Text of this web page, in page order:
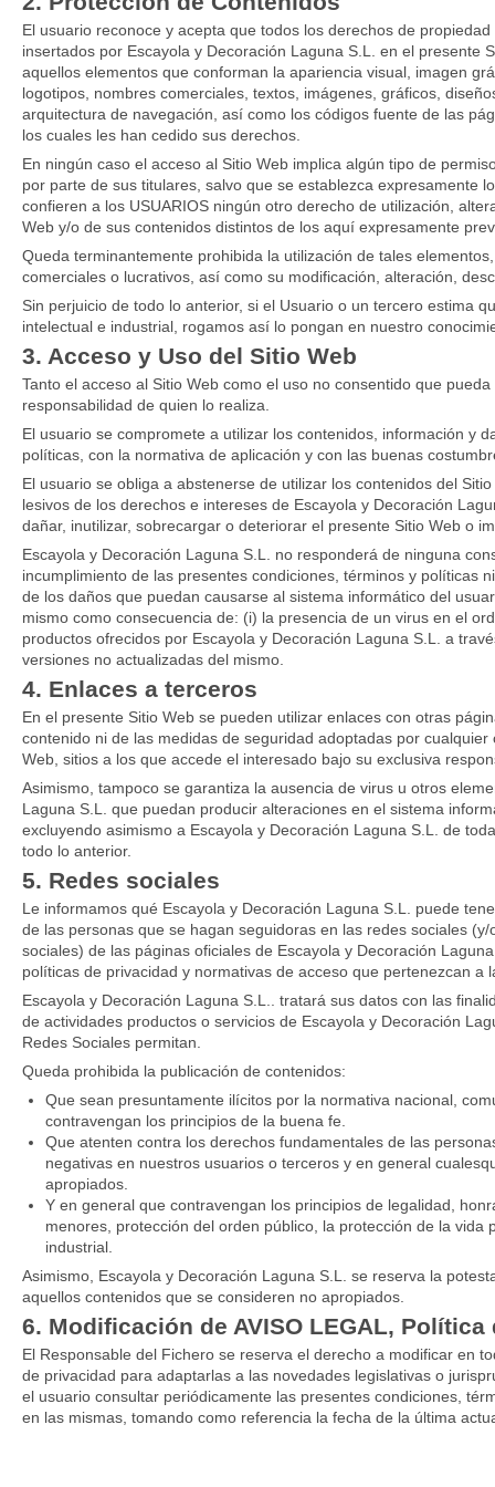
El usuario reconoce y acepta que todos los derechos de
insertados por Escayola y Decoración Laguna S.L. en el
aquellos elementos que conforman la apariencia visual, imagen
logotipos, nombres comerciales, textos, imágenes, gráficos,
arquitectura de navegación, así como los códigos fuente de las
los cuales les han cedido sus derechos.
En ningún caso el acceso al Sitio Web implica algún tipo de
por parte de sus titulares, salvo que se establezca expresamente
confieren a los USUARIOS ningún otro derecho de utilización,
Web y/o de sus contenidos distintos de los aquí expresamente
Queda terminantemente prohibida la utilización de tales
comerciales o lucrativos, así como su modificación, alteración,
Sin perjuicio de todo lo anterior, si el Usuario o un tercero estima
intelectual e industrial, rogamos así lo pongan en nuestro
3. Acceso y Uso del Sitio Web
Tanto el acceso al Sitio Web como el uso no consentido que
responsabilidad de quien lo realiza.
El usuario se compromete a utilizar los contenidos, información y
políticas, con la normativa de aplicación y con las buenas
El usuario se obliga a abstenerse de utilizar los contenidos del
lesivos de los derechos e intereses de Escayola y Decoración
dañar, inutilizar, sobrecargar o deteriorar el presente Sitio Web o
Escayola y Decoración Laguna S.L. no responderá de ninguna
incumplimiento de las presentes condiciones, términos y políticas
de los daños que puedan causarse al sistema informático del
mismo como consecuencia de: (i) la presencia de un virus en el
productos ofrecidos por Escayola y Decoración Laguna S.L. a
versiones no actualizadas del mismo.
4. Enlaces a terceros
En el presente Sitio Web se pueden utilizar enlaces con otras
contenido ni de las medidas de seguridad adoptadas por
Web, sitios a los que accede el interesado bajo su exclusiva
Asimismo, tampoco se garantiza la ausencia de virus u otros
Laguna S.L. que puedan producir alteraciones en el sistema
excluyendo asimismo a Escayola y Decoración Laguna S.L. de
todo lo anterior.
5. Redes sociales
Le informamos qué Escayola y Decoración Laguna S.L. puede
de las personas que se hagan seguidoras en las redes sociales
sociales) de las páginas oficiales de Escayola y Decoración
políticas de privacidad y normativas de acceso que pertenezcan
Escayola y Decoración Laguna S.L.. tratará sus datos con las
de actividades productos o servicios de Escayola y Decoración
Redes Sociales permitan.
Queda prohibida la publicación de contenidos:
Que sean presuntamente ilícitos por la normativa nacional,
contravengan los principios de la buena fe.
Que atenten contra los derechos fundamentales de las
negativas en nuestros usuarios o terceros y en general
apropiados.
Y en general que contravengan los principios de legalidad,
menores, protección del orden público, la protección de la
industrial.
Asimismo, Escayola y Decoración Laguna S.L. se reserva la
aquellos contenidos que se consideren no apropiados.
6. Modificación de AVISO LEGAL,
El Responsable del Fichero se reserva el derecho a modificar en
de privacidad para adaptarlas a las novedades legislativas o
el usuario consultar periódicamente las presentes condiciones,
en las mismas, tomando como referencia la fecha de la última